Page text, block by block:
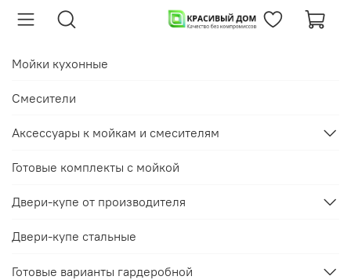
Мойки кухонные
Смесители
Аксессуары к мойкам и смесителям
Готовые комплекты с мойкой
Двери-купе от производителя
Двери-купе стальные
Готовые варианты гардеробной